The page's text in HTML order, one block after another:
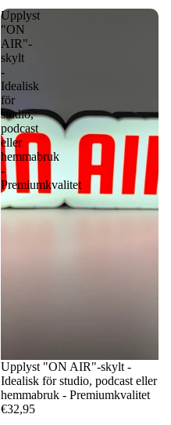
Upplyst
"ON
AIR"-
skylt
-
Idealisk
för
studio,
podcast
eller
hemmabruk
-
Premiumkvalitet
Upplyst "ON AIR"-skylt -
Idealisk för studio, podcast eller
hemmabruk - Premiumkvalitet
€32,95